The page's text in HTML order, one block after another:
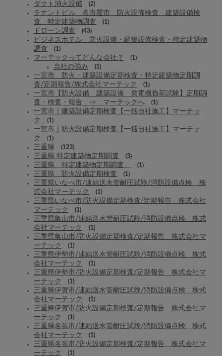
ダクト消火設備 (2)
テナントビル 名古屋市 防火設備検査 建築設備検
査 特定建築物調査
(1)
ドローン調査 (43)
ビジネスホテル 防火設備・建築設備検査・特定建築物
調査
(1)
マーテックってどんな会社？ (1)
当社の強み (1)
一宮市 防火・建築設備定期検査・特定建築物定期調
査/定期報告/株式会社マーテック
(1)
一宮市【防火設備 建築設備 発電機負荷試験】定期調
査・検査・報告 ⇒ マーテックへ
(1)
一宮市｜建築設備定期検査【一括自社施工】マーテッ
ク
(1)
一宮市｜防火設備定期検査【一括自社施工】マーテッ
ク
(1)
三重県 (123)
三重県 特定建築物定期調査 (3)
三重県 特定建築物定期調査 (1)
三重県 防火設備定期検査 (1)
三重県いなべ市/連結送水管耐圧試験/消防設備点検 株
式会社マーテック
(1)
三重県いなべ市/防火設備定期検査/定期報告 株式会社
マーテック
(1)
三重県亀山市/連結送水管耐圧試験/消防設備点検 株式
会社マーテック
(1)
三重県亀山市/防火設備定期検査/定期報告 株式会社マ
ーテック
(1)
三重県伊勢市/連結送水管耐圧試験/消防設備点検 株式
会社マーテック
(1)
三重県伊勢市/防火設備定期検査/定期報告 株式会社マ
ーテック
(1)
三重県伊賀市/連結送水管耐圧試験/消防設備点検 株式
会社マーテック
(1)
三重県伊賀市/防火設備定期検査/定期報告 株式会社マ
ーテック
(1)
三重県名張市/連結送水管耐圧試験/消防設備点検 株式
会社マーテック
(1)
三重県名張市/防火設備定期検査/定期報告 株式会社マ
ーテック
(1)